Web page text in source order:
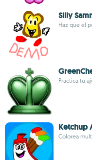
Silly
Haz que el
Practica tu
Ketchup
Colorea